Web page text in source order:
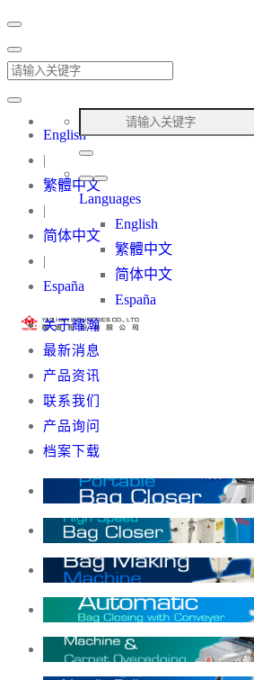
English
|
繁體中文
|
简体中文
|
España
Languages
English
繁體中文
简体中文
España
关于耀瀚
最新消息
产品资讯
联系我们
产品询问
档案下载